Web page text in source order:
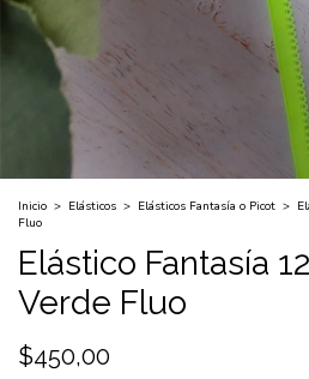
Inicio > Elásticos > Elásticos Fantasía o Picot >
Fluo
Elástico Fantasía
Verde Fluo
$450,00